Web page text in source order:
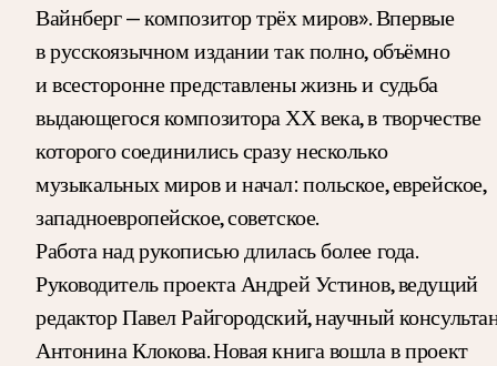
Вайнберг — композитор трёх миров». Впервые
в русскоязычном издании так полно, объёмно
и всесторонне представлены жизнь и судьба
выдающегося композитора ХХ века, в творчестве
которого соединились сразу несколько
музыкальных миров и начал: польское, еврейское,
западноевропейское, советское.
Работа над рукописью длилась более года.
Руководитель проекта Андрей Устинов, ведущий
редактор Павел Райгородский, научный
Антонина Клокова. Новая книга вошла в проект